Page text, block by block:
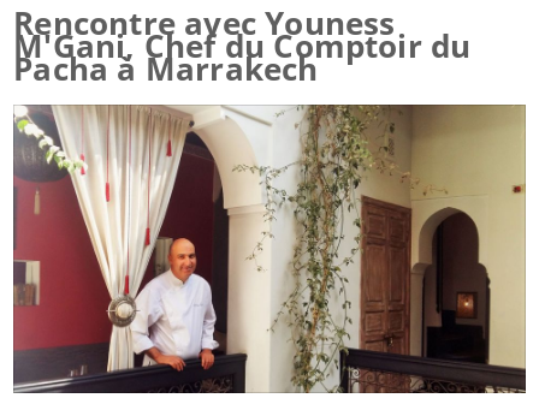
Rencontre avec Youness
M'Gani, Chef du Comptoir du
Pacha à Marrakech